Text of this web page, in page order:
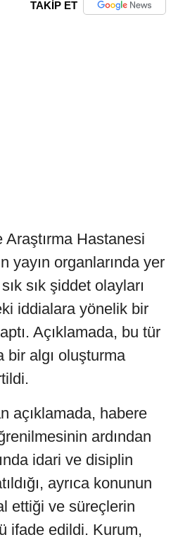
TAKİP ET
Hastanesi
yayın organlarında yer
sık şiddet olayları
iddialara yönelik bir
Açıklamada, bu tür
bir algı oluşturma
açıklamada, habere
ardından
idari ve disiplin
ayrıca konunun
ettiği ve süreçlerin
ifade edildi. Kurum,